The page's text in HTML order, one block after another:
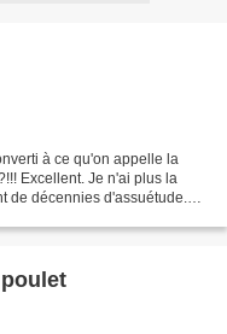
à ce qu'on appelle la
Excellent. Je n'ai plus la
de décennies d'assuétude.